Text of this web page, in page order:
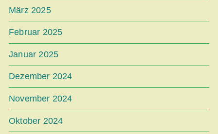
März 2025
Februar 2025
Januar 2025
Dezember 2024
November 2024
Oktober 2024